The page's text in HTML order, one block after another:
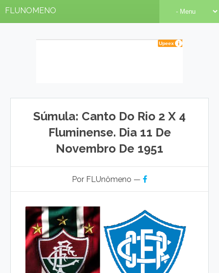
FLUNOMENO
Súmula: Canto Do Rio 2 X 4
Fluminense. Dia 11 De
Novembro De 1951
Por FLUnômeno —